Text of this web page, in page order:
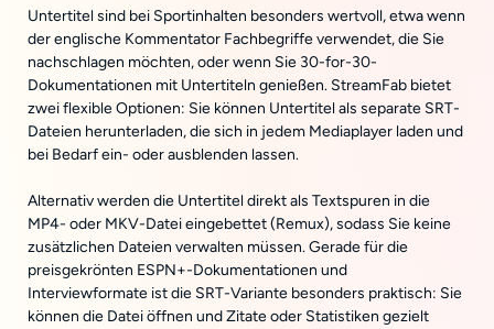
Untertitel sind bei Sportinhalten besonders wertvoll, etwa wenn
der englische Kommentator Fachbegriffe verwendet, die Sie
nachschlagen möchten, oder wenn Sie 30-for-30-
Dokumentationen mit Untertiteln genießen. StreamFab bietet
zwei flexible Optionen: Sie können Untertitel als separate SRT-
Dateien herunterladen, die sich in jedem Mediaplayer laden und
bei Bedarf ein- oder ausblenden lassen.
Alternativ werden die Untertitel direkt als Textspuren in die
MP4- oder MKV-Datei eingebettet (Remux), sodass Sie keine
zusätzlichen Dateien verwalten müssen. Gerade für die
preisgekrönten ESPN+-Dokumentationen und
Interviewformate ist die SRT-Variante besonders praktisch: Sie
können die Datei öffnen und Zitate oder Statistiken gezielt